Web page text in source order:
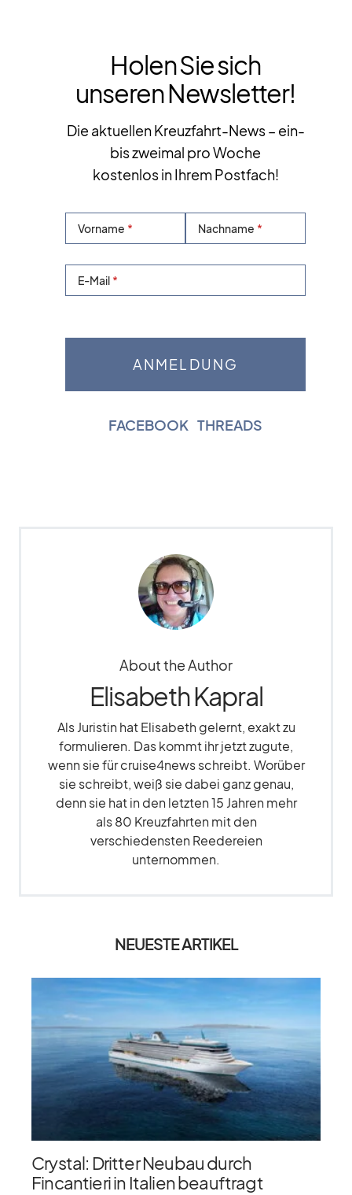
Holen Sie sich
unseren Newsletter!
Die aktuellen Kreuzfahrt-News – ein-
bis zweimal pro Woche
kostenlos in Ihrem Postfach!
Vorname Nachname
E-Mail
FACEBOOK THREADS
About the Author
Elisabeth Kapral
Als Juristin hat Elisabeth gelernt, exakt zu
formulieren. Das kommt ihr jetzt zugute,
wenn sie für cruise4news schreibt. Worüber
sie schreibt, weiß sie dabei ganz genau,
denn sie hat in den letzten 15 Jahren mehr
als 80 Kreuzfahrten mit den
verschiedensten Reedereien
unternommen.
NEUESTE ARTIKEL
Crystal: Dritter Neubau durch
Fincantieri in Italien beauftragt